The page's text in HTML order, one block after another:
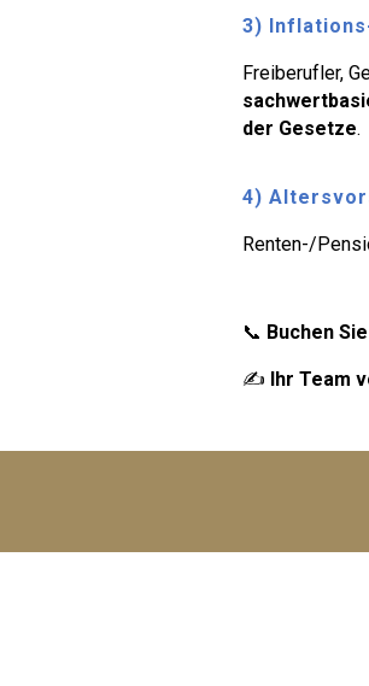
3)
Freiberufler,
der Gesetze.
4)
Renten-/
📞 Buchen
✍ Ihr Team